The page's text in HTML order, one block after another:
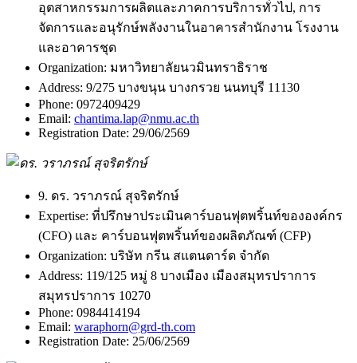
อุตสาหกรรมการผลิตและภาคการบริการทั่วไป, การ
จัดการและอนุรักษ์พลังงานในอาคารสำนักงาน โรงงาน
และอาคารชุด
Organization: มหาวิทยาลัยนวมินทราธิราช
Address: 9/275 บางขนุน บางกรวย นนทบุรี 11130
Phone: 0972409429
Email: chantima.lap@nmu.ac.th
Registration Date: 29/06/2569
9. ดร. วราภรณ์ สุจริตรักษ์
Expertise: ที่ปรึกษาประเมินคาร์บอนฟุตพริ้นท์ขององค์กร
(CFO) และ คาร์บอนฟุตพริ้นท์ของผลิตภัณฑ์ (CFP)
Organization: บริษัท กรีน สแตนดาร์ด จำกัด
Address: 119/125 หมู่ 8 บางเมือง เมืองสมุทรปราการ
สมุทรปราการ 10270
Phone: 0984414194
Email: waraphorn@grd-th.com
Registration Date: 25/06/2569